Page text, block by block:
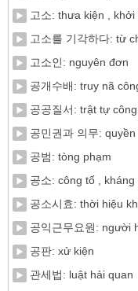
고소: thưa kiện , khởi
고소를 기각하다: từ
고소인: nguyên đơn
공개수배: truy nã
공공질서: trật tự
공민권과 의무:
공범: tòng phạm
공소: công tố , kháng
공소시효: thời hiệu
공익근무요원: người
공판: xử kiện
관세법: luật hải quan